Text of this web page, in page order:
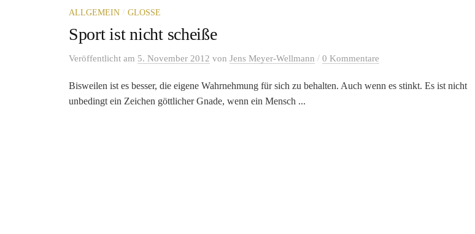
ALLGEMEIN / GLOSSE
Sport ist nicht scheiße
Veröffentlicht am 5. November 2012 von Jens Meyer-Wellmann / 0 Kommentare
Bisweilen ist es besser, die eigene Wahrnehmung für sich zu behalten. Auch wenn es stinkt. Es ist nicht
unbedingt ein Zeichen göttlicher Gnade, wenn ein Mensch ...